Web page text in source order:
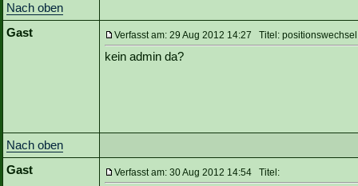
Nach oben
Gast
Verfasst am: 29 Aug 2012 14:27 Titel: positionswechsel
kein admin da?
Nach oben
Gast
Verfasst am: 30 Aug 2012 14:54 Titel: